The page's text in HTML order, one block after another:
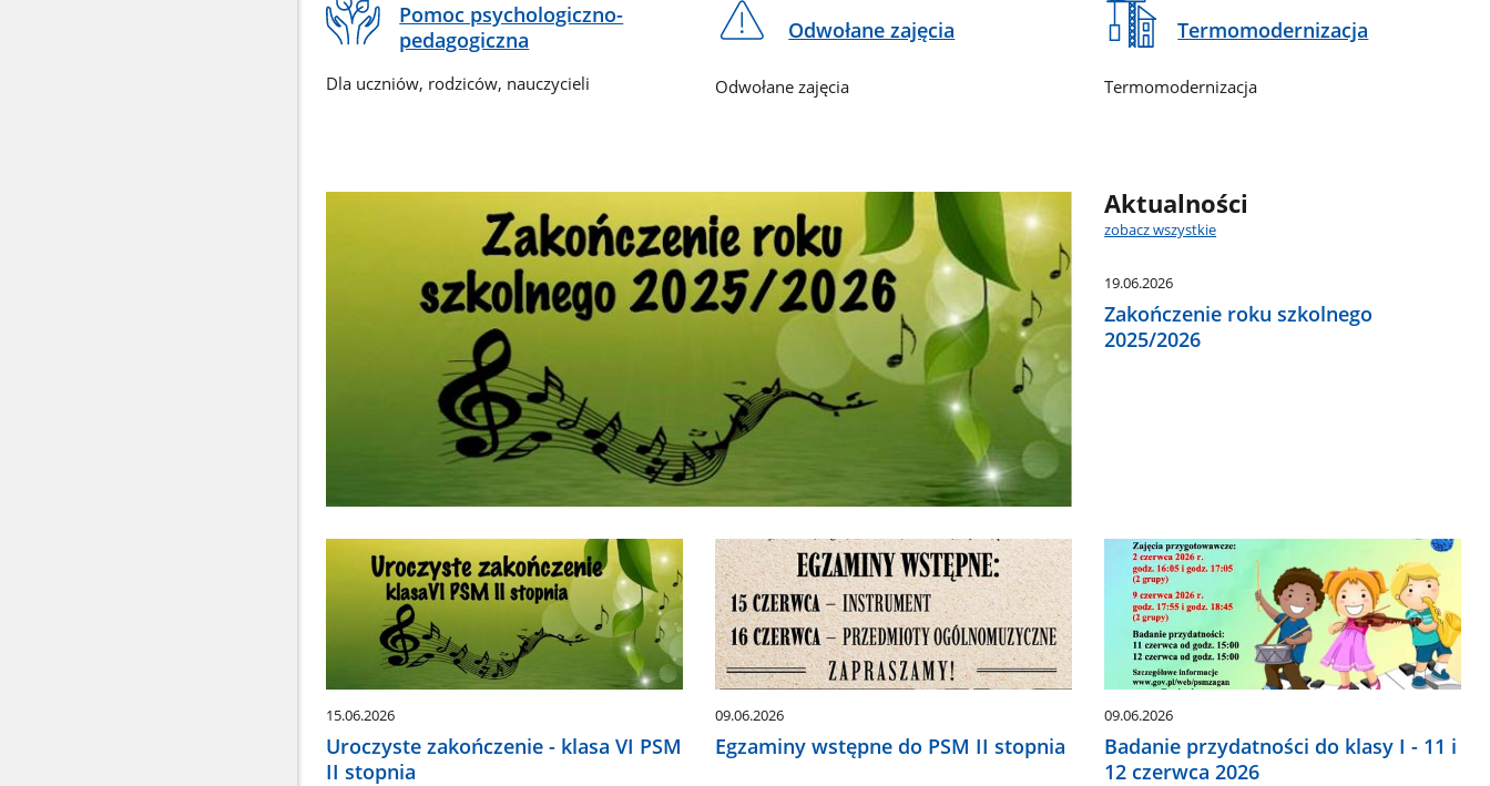
Pomoc psychologiczno-
pedagogiczna
Dla uczniów, rodziców, nauczycieli
Odwołane zajęcia
Odwołane zajęcia
Termomodernizacja
Termomodernizacja
Aktualności
zobacz wszystkie
19.06.2026
Zakończenie roku szkolnego
2025/2026
15.06.2026
Uroczyste zakończenie - klasa VI PSM
II stopnia
09.06.2026
Egzaminy wstępne do PSM II stopnia
09.06.2026
Badanie przydatności do klasy I - 11 i
12 czerwca 2026